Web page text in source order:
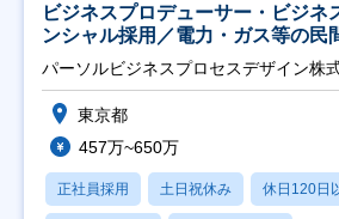
ビジネスプロデューサー・ビジネ
ンシャル採用／電力・ガス等の民
ト推進】
パーソルビジネスプロセスデザイン株
東京都
457万~650万
正社員採用 土日祝休み 休日120日